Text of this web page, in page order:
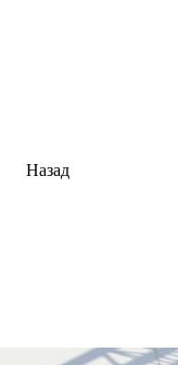
Назад